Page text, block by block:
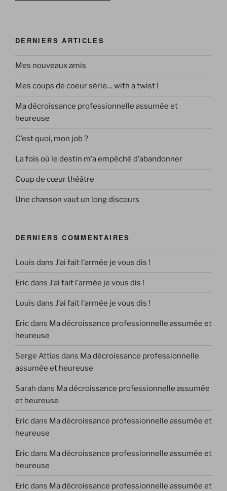
DERNIERS ARTICLES
Mes nouveaux amis
Mes coups de coeur série… with a twist !
Ma décroissance professionnelle assumée et
heureuse
C’est quoi, mon job ?
La fois où le destin m’a empêché d’abandonner
Coup de cœur théâtre
Une chanson vaut un long discours
DERNIERS COMMENTAIRES
Louis dans J’ai fait l’armée je vous dis !
Ericdans J’ai fait l’armée je vous dis !
Louis dans J’ai fait l’armée je vous dis !
Ericdans Ma décroissance professionnelle assumée et
heureuse
Serge Attias dans Ma décroissance professionnelle
assumée et heureuse
Sarah dans Ma décroissance professionnelle assumée
et heureuse
Ericdans Ma décroissance professionnelle assumée et
heureuse
Ericdans Ma décroissance professionnelle assumée et
heureuse
Ericdans Ma décroissance professionnelle assumée et